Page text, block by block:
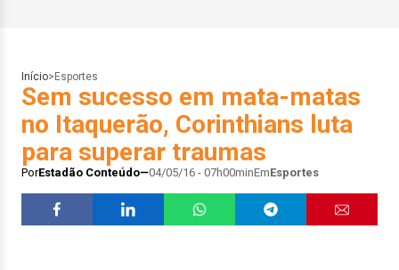
Início> Esportes
Sem sucesso em mata-matas
no Itaquerão, Corinthians luta
para superar traumas
PorEstadão Conteúdo 04/05/16 - 07h00minEmEsportes